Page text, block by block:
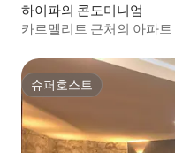
하이파의 콘도미니엄
카르멜리트 근처의 아파트
슈퍼호스트
슈퍼호스트